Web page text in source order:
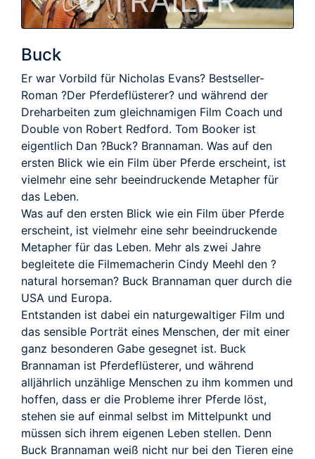
Buck
Er war Vorbild für Nicholas Evans? Bestseller-
Roman ?Der Pferdeflüsterer? und während der
Dreharbeiten zum gleichnamigen Film Coach und
Double von Robert Redford. Tom Booker ist
eigentlich Dan ?Buck? Brannaman. Was auf den
ersten Blick wie ein Film über Pferde erscheint, ist
vielmehr eine sehr beeindruckende Metapher für
das Leben.
Was auf den ersten Blick wie ein Film über Pferde
erscheint, ist vielmehr eine sehr beeindruckende
Metapher für das Leben. Mehr als zwei Jahre
begleitete die Filmemacherin Cindy Meehl den ?
natural horseman? Buck Brannaman quer durch die
USA und Europa.
Entstanden ist dabei ein naturgewaltiger Film und
das sensible Porträt eines Menschen, der mit einer
ganz besonderen Gabe gesegnet ist. Buck
Brannaman ist Pferdeflüsterer, und während
alljährlich unzählige Menschen zu ihm kommen und
hoffen, dass er die Probleme ihrer Pferde löst,
stehen sie auf einmal selbst im Mittelpunkt und
müssen sich ihrem eigenen Leben stellen. Denn
Buck Brannaman weiß nicht nur bei den Tieren eine